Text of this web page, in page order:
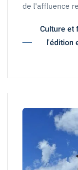
de l'affluence
Culture et
l'édition